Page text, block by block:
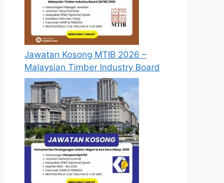
Jawatan Kosong MTIB 2026 –
Malaysian Timber Industry Board